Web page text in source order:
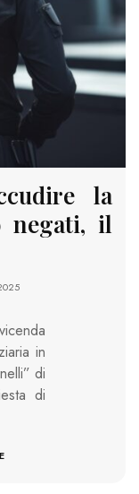
la
negati, il
in
di
di